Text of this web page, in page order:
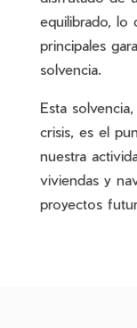
equilibrado, lo
principales
solvencia.
Esta
crisis, es el
nuestra
viviendas y
proyectos